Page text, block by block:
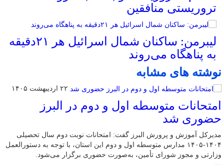
تروریستی منافقین
لیبرمن: ساکنان شمال اسرائیل هر ۲۱دقیقه
به پناهگاه می‌روند
نوشته های مشابه
۲۲ اردیبهشت ۱۴۰۵
امتحانات متوسطه اول و دوم در البرز
حضوری شد
مدیرکل آموزش و پرورش البرز گفت: امتحانات نوبت دوم سال تحصیلی
۱۴۰۴-۱۴۰۵ مدارس متوسطه اول و دوم این استان، با توجه به دستورالعمل
وزارتی و مجوز شورای تأمین، به‌صورت حضوری برگزار می‌شود.